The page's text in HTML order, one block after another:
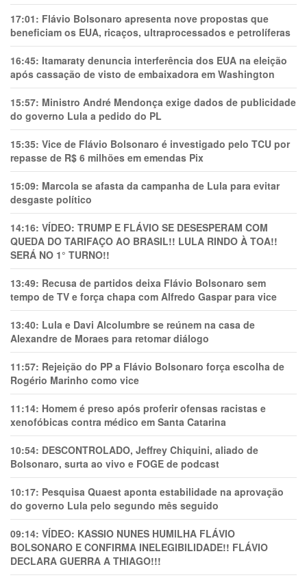
17:01: Flávio Bolsonaro apresenta nove propostas que
beneficiam os EUA, ricaços, ultraprocessados e petrolíferas
16:45: Itamaraty denuncia interferência dos EUA na eleição
após cassação de visto de embaixadora em Washington
15:57: Ministro André Mendonça exige dados de publicidade
do governo Lula a pedido do PL
15:35: Vice de Flávio Bolsonaro é investigado pelo TCU por
repasse de R$ 6 milhões em emendas Pix
15:09: Marcola se afasta da campanha de Lula para evitar
desgaste político
14:16: VÍDEO: TRUMP E FLÁVIO SE DESESPERAM COM
QUEDA DO TARIFAÇO AO BRASIL!! LULA RINDO À TOA!!
SERÁ NO 1° TURNO!!
13:49: Recusa de partidos deixa Flávio Bolsonaro sem
tempo de TV e força chapa com Alfredo Gaspar para vice
13:40: Lula e Davi Alcolumbre se reúnem na casa de
Alexandre de Moraes para retomar diálogo
11:57: Rejeição do PP a Flávio Bolsonaro força escolha de
Rogério Marinho como vice
11:14: Homem é preso após proferir ofensas racistas e
xenofóbicas contra médico em Santa Catarina
10:54: DESCONTROLADO, Jeffrey Chiquini, aliado de
Bolsonaro, surta ao vivo e FOGE de podcast
10:17: Pesquisa Quaest aponta estabilidade na aprovação
do governo Lula pelo segundo mês seguido
09:14: VÍDEO: KASSIO NUNES HUMlLHA FLÁVIO
BOLSONARO E CONFIRMA INELEGIBILIDADE!! FLÁVIO
DECLARA GUERRA A THIAGO!!!